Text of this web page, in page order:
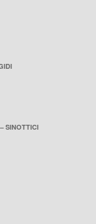
SINOTTICI